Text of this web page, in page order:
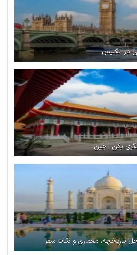
در انگلیس
پکن | چین
تاریخچه، معماری و نکات سفر